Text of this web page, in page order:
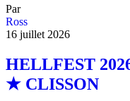
Par
Ross
16 juillet 2026
HELLFEST
★ CLISSON